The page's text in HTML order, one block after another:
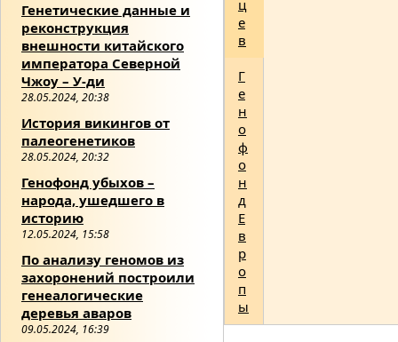
Генетические данные и
реконструкция
внешности китайского
императора Северной
Чжоу – У-ди
28.05.2024, 20:38
История викингов от
палеогенетиков
28.05.2024, 20:32
Генофонд убыхов –
народа, ушедшего в
историю
12.05.2024, 15:58
По анализу геномов из
захоронений построили
генеалогические
деревья аваров
09.05.2024, 16:39
ц
е
в
Г
е
н
о
ф
о
н
д
Е
в
р
о
п
ы